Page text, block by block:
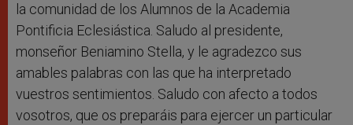
la comunidad de los Alumnos de la Academia
Pontificia Eclesiástica. Saludo al presidente,
monseñor Beniamino Stella, y le agradezco sus
amables palabras con las que ha interpretado
vuestros sentimientos. Saludo con afecto a todos
vosotros, que os preparáis para ejercer un particular